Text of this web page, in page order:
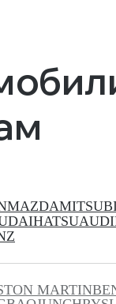
MAZDA
DAIHATSUAUDI
MARTIN